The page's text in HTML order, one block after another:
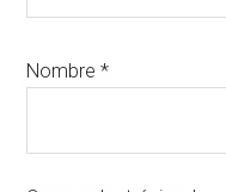
Nombre*